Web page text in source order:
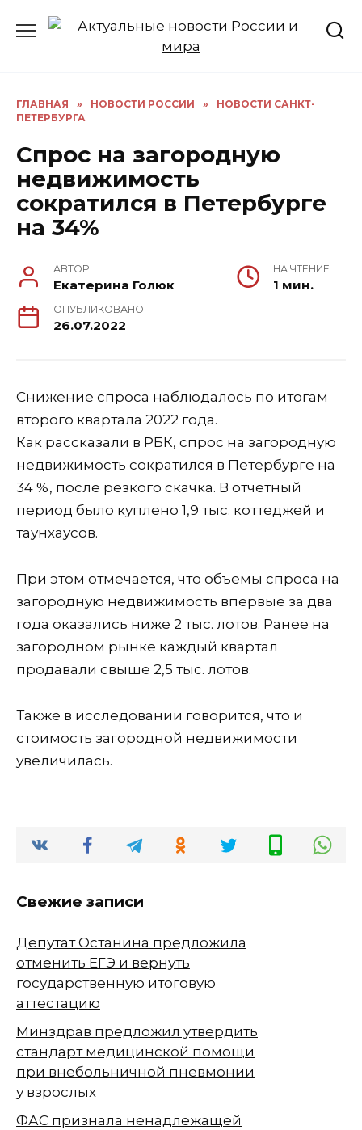
ГЛАВНАЯ » НОВОСТИ РОССИИ »
НОВОСТИ САНКТ-
ПЕТЕРБУРГА
Спрос на загородную
недвижимость
сократился в Петербурге
на 34%
АВТОР
Екатерина Голюк
НА ЧТЕНИЕ
1 мин.
ОПУБЛИКОВАНО
26.07.2022
Снижение спроса наблюдалось по итогам
второго квартала 2022 года.
Как рассказали в РБК, спрос на загородную
недвижимость сократился в Петербурге на
34 %, после резкого скачка. В отчетный
период было куплено 1,9 тыс. коттеджей и
таунхаусов.
При этом отмечается, что объемы спроса на
загородную недвижимость впервые за два
года оказались ниже 2 тыс. лотов. Ранее на
загородном рынке каждый квартал
продавали свыше 2,5 тыс. лотов.
Также в исследовании говорится, что и
стоимость загородной недвижимости
увеличилась.
Свежие записи
Депутат Останина предложила
отменить ЕГЭ и вернуть
государственную итоговую
аттестацию
Минздрав предложил утвердить
стандарт медицинской помощи
при внебольничной пневмонии
у взрослых
ФАС признала ненадлежащей